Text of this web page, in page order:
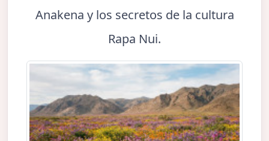
Anakena y los secretos de la cultura
Rapa Nui.